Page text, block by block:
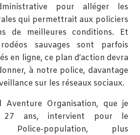
pour alléger les
qui permettrait aux policiers
de meilleures conditions. Et
sauvages sont parfois
en ligne, ce plan d’action devra
à notre police, davantage
sur les réseaux sociaux.
Aventure Organisation, que je
27 ans, intervient pour le
Police-population, plus